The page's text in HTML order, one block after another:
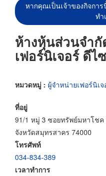
หากคุณเป็นเจ้าของกิจกา
ทำ
ห้างหุ้นส่วนจำกั
เฟอร์นิเจอร์ ดีไ
หมวดหมู่ : ผู้จำหน่ายเฟอร์นิเ
ที่อยู่
91/1 หมู่ 3 ซอยทรัพย์มหาโชค
จังหวัดสมุทรสาคร 74000
โทรศัพท์
034-834-389
เวลาทำการ